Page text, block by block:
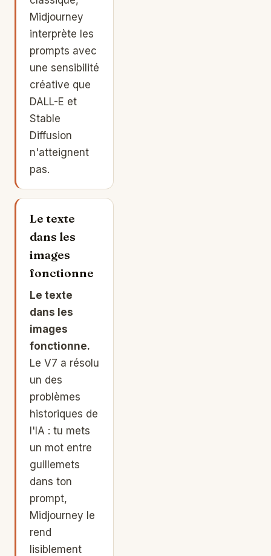
Midjourney
interprète les
prompts avec
une sensibilité
créative que
DALL-E et
Stable
Diffusion
n'atteignent
pas.
Le texte
dans les
images
fonctionne
Le texte
dans les
images
fonctionne.
Le V7 a résolu
un des
problèmes
historiques de
l'IA : tu mets
un mot entre
guillemets
dans ton
prompt,
Midjourney le
rend
lisiblement